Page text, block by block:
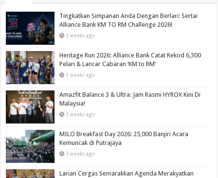
Tingkatkan Simpanan Anda Dengan Berlari: Sertai
Alliance Bank KM TO RM Challenge 2026!
3 weeks ago
Heritage Run 2026: Alliance Bank Catat Rekod 6,300
Pelari & Lancar Cabaran ‘KM to RM’
3 weeks ago
Amazfit Balance 3 & Ultra: Jam Rasmi HYROX Kini Di
Malaysia!
3 weeks ago
MILO Breakfast Day 2026: 25,000 Banjiri Acara
Kemuncak di Putrajaya
3 weeks ago
Larian Cergas Semarakkan Agenda Merakyatkan